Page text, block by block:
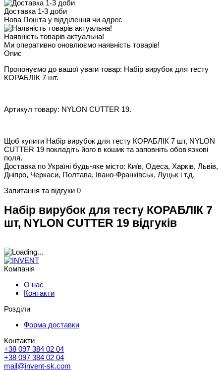
Доставка 1-3 доби
Нова Пошта у відділення чи адрес
Наявність товарів актуальна!
Ми оперативно оновлюємо наявність товарів!
Опис
Пропонуємо до вашої уваги товар: Набір вирубок для тесту
КОРАБЛІК 7 шт.
Артикул товару: NYLON CUTTER 19.
Щоб купити Набір вирубок для тесту КОРАБЛІК 7 шт, NYLON
CUTTER 19 покладіть його в кошик та заповніть обов'язкові
поля.
Доставка по Україні будь-яке місто: Київ, Одеса, Харків, Львів,
Дніпро, Черкаси, Полтава, Івано-Франківськ, Луцьк і т.д.
Запитання та відгуки 0
Набір вирубок для тесту КОРАБЛІК 7
шт, NYLON CUTTER 19 відгуків
Компанія
О нас
Контакти
Розділи
Форма доставки
Контакти
+38 097 384 02 04
+38 097 384 02 04
mail@invent-sk.com